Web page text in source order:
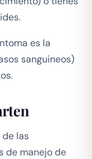
es la
sanguineos)
las
de manejo de